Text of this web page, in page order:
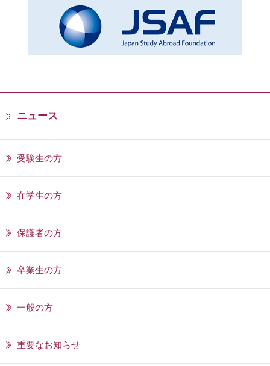
ニュース
受験生の方
在学生の方
保護者の方
卒業生の方
一般の方
重要なお知らせ